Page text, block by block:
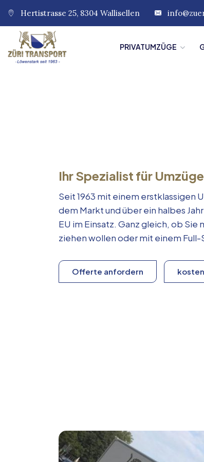
Hertistrasse 25, 8304 Wallisellen
PRIVATUMZÜGE
Ihr Spezialist für
Seit 1963 mit einem erstklassigen
dem Markt und über ein halbes
EU im Einsatz. Ganz gleich, ob
ziehen wollen oder mit einem
Offerte anfordern